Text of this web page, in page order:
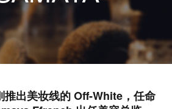
推出美妆线的 Off-White，任命